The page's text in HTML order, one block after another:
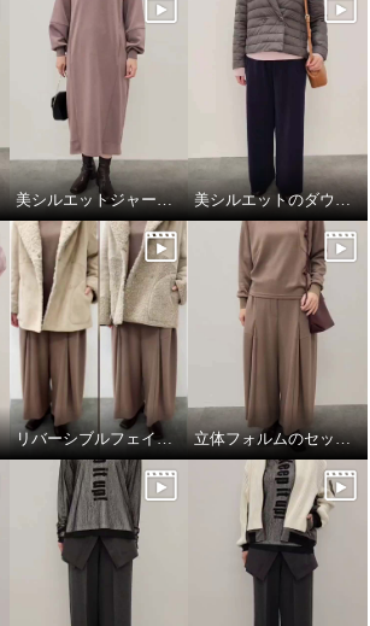
美シルエットジャージーワンピース 美シルエットのダウンジャケット
リバーシブルフェイクムートンコート 立体フォルムのセットアップコーデ